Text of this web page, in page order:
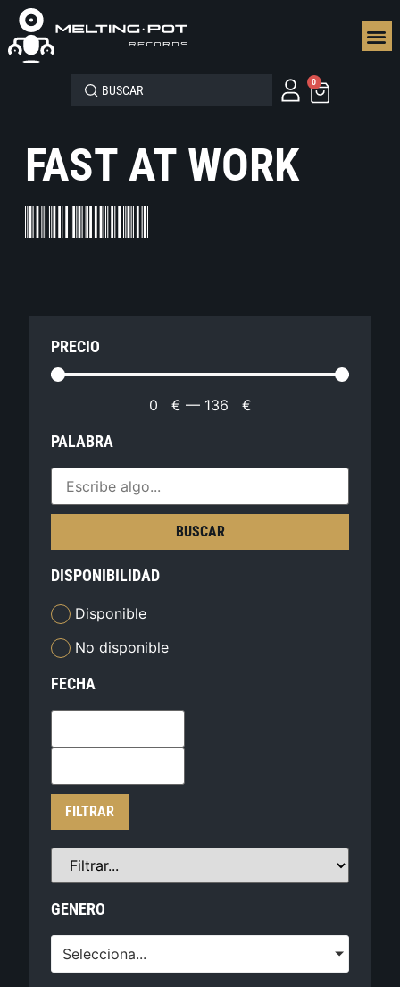
0
FAST AT WORK
PRECIO
0 € — 136 €
PALABRA
BUSCAR
DISPONIBILIDAD
Disponible
No disponible
FECHA
FILTRAR
GENERO
Selecciona...